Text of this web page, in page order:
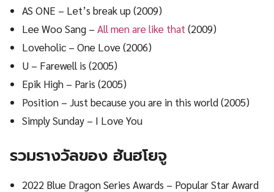
AS ONE – Let’s break up (2009)
Lee Woo Sang –All men are like that(2009)
Loveholic – One Love (2006)
U – Farewell is (2005)
Epik High – Paris (2005)
Position – Just because you are in this world (2005)
Simply Sunday – I Love You
รวมรางวัลของ ฮันฮโยจู
2022 Blue Dragon Series Awards – Popular Star Award